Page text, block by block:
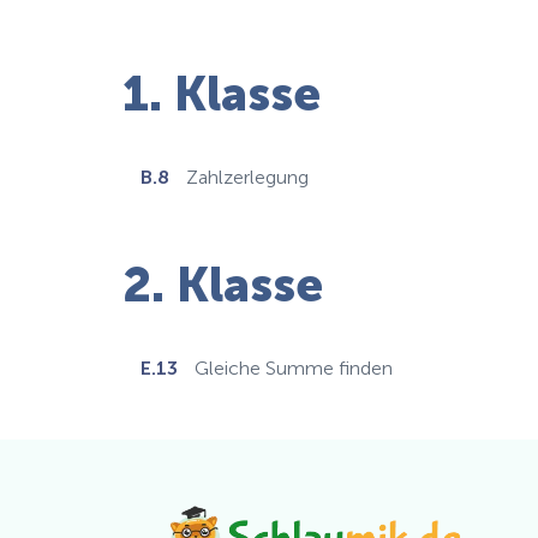
1. Klasse
B.8 Zahlzerlegung
2. Klasse
E.13 Gleiche Summe finden